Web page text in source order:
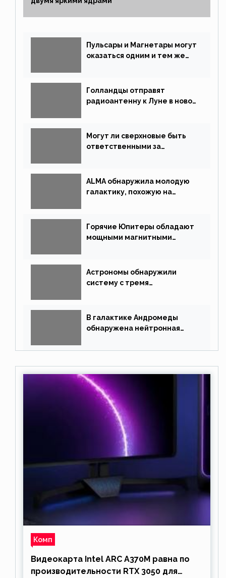
Пульсары и Магнетары могут
оказаться одним и тем же
Голландцы отправят
радиоантенну к Луне в новой
Могут ли сверхновые быть
ответственными за
ALMA обнаружила молодую
галактику, похожую на
Горячие Юпитеры обладают
мощными магнитными
Астрономы обнаружили
систему с тремя
В галактике Андромеды
обнаружена нейтронная
Комп
Видеокарта Intel ARC A370M равна по
производительности RTX 3050 для